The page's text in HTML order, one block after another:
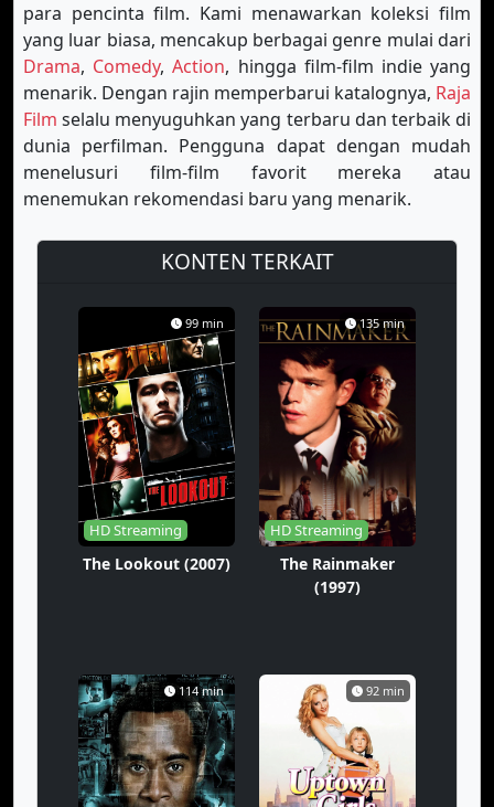
para pencinta film. Kami menawarkan koleksi film
yang luar biasa, mencakup berbagai genre mulai dari
Drama, Comedy,Action, hingga film-film indie yang
menarik. Dengan rajin memperbarui katalognya, Raja
Film selalu menyuguhkan yang terbaru dan terbaik di
dunia perfilman. Pengguna dapat dengan mudah
menelusuri film-film favorit mereka atau
menemukan rekomendasi baru yang menarik.
KONTEN TERKAIT
99 min
HD Streaming
The Lookout (2007)
135 min
HD Streaming
The Rainmaker
(1997)
114 min 92 min